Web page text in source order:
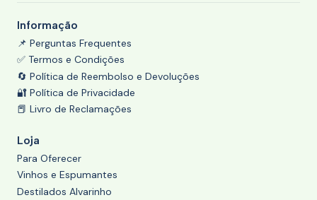
Informação
📌 Perguntas Frequentes
✅ Termos e Condições
🔄 Política de Reembolso e Devoluções
🔐 Política de Privacidade
📕 Livro de Reclamações
Loja
Para Oferecer
Vinhos e Espumantes
Destilados Alvarinho